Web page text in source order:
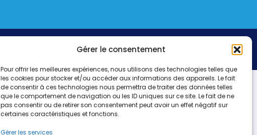
Gérer le consentement
Pour offrir les meilleures expériences, nous utilisons des technologies telles que
les cookies pour stocker et/ou accéder aux informations des appareils. Le fait
de consentir à ces technologies nous permettra de traiter des données telles
que le comportement de navigation ou les ID uniques sur ce site. Le fait de ne
pas consentir ou de retirer son consentement peut avoir un effet négatif sur
certaines caractéristiques et fonctions.
Gérer les services